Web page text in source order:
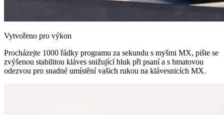
Vytvořeno pro výkon
Procházejte 1000 řádky programu za sekundu s myšmi MX, pište se
zvýšenou stabilitou kláves snižující hluk při psaní a s hmatovou
odezvou pro snadné umístění vašich rukou na klávesnicích MX.